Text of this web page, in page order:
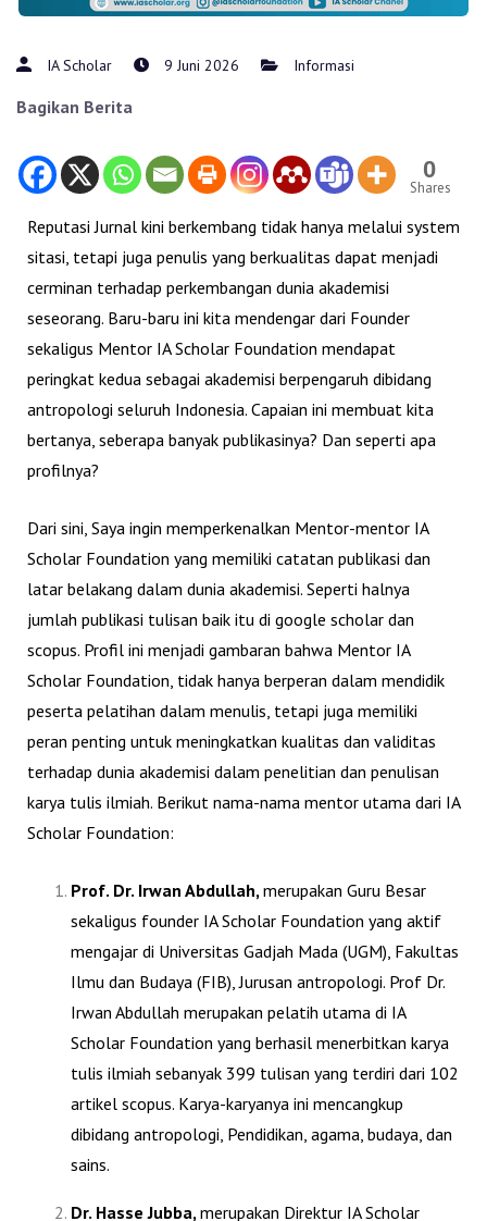
IA Scholar 9 Juni 2026 Informasi
Bagikan Berita
0
Shares
Reputasi Jurnal kini berkembang tidak hanya melalui system
sitasi, tetapi juga penulis yang berkualitas dapat menjadi
cerminan terhadap perkembangan dunia akademisi
seseorang. Baru-baru ini kita mendengar dari Founder
sekaligus Mentor IA Scholar Foundation mendapat
peringkat kedua sebagai akademisi berpengaruh dibidang
antropologi seluruh Indonesia. Capaian ini membuat kita
bertanya, seberapa banyak publikasinya? Dan seperti apa
profilnya?
Dari sini, Saya ingin memperkenalkan Mentor-mentor IA
Scholar Foundation yang memiliki catatan publikasi dan
latar belakang dalam dunia akademisi. Seperti halnya
jumlah publikasi tulisan baik itu di google scholar dan
scopus. Profil ini menjadi gambaran bahwa Mentor IA
Scholar Foundation, tidak hanya berperan dalam mendidik
peserta pelatihan dalam menulis, tetapi juga memiliki
peran penting untuk meningkatkan kualitas dan validitas
terhadap dunia akademisi dalam penelitian dan penulisan
karya tulis ilmiah. Berikut nama-nama mentor utama dari IA
Scholar Foundation:
Prof. Dr. Irwan Abdullah,merupakan Guru Besar
sekaligus founder IA Scholar Foundation yang aktif
mengajar di Universitas Gadjah Mada (UGM), Fakultas
Ilmu dan Budaya (FIB), Jurusan antropologi. Prof Dr.
Irwan Abdullah merupakan pelatih utama di IA
Scholar Foundation yang berhasil menerbitkan karya
tulis ilmiah sebanyak 399 tulisan yang terdiri dari 102
artikel scopus. Karya-karyanya ini mencangkup
dibidang antropologi, Pendidikan, agama, budaya, dan
sains.
Dr. Hasse Jubba,merupakan Direktur IA Scholar